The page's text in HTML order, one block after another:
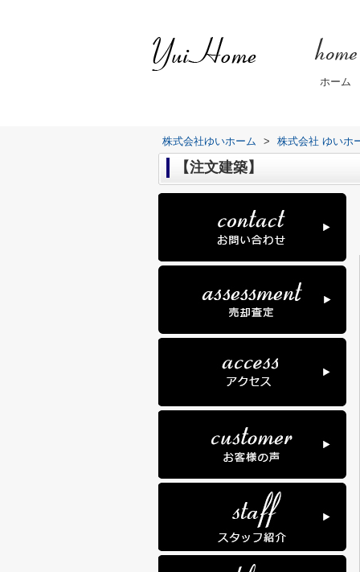
ホーム
株式会社ゆいホーム > 株式会社 ゆいホ
【注文建築】